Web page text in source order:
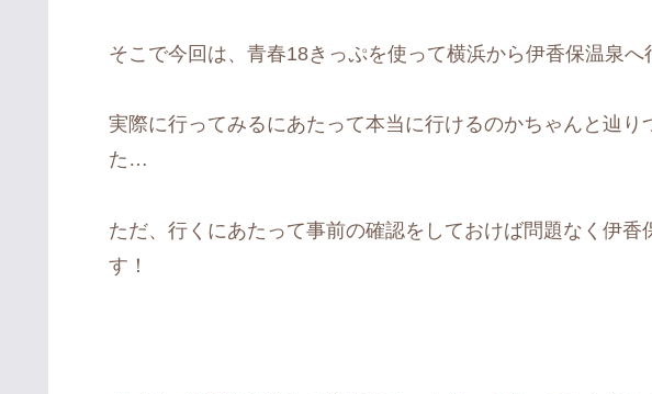
そこで今回は、青春18きっぷを使って横浜から伊香保温泉へ
実際に行ってみるにあたって本当に行けるのかちゃんと辿り
た…
ただ、行くにあたって事前の確認をしておけば問題なく伊香
す！